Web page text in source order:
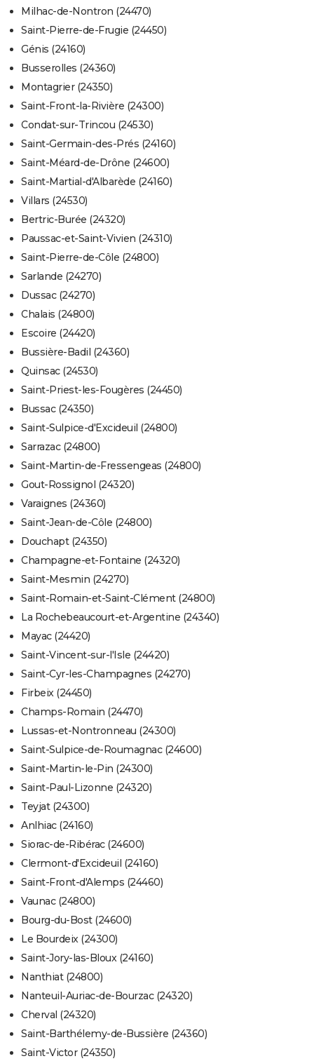
Milhac-de-Nontron (24470)
Saint-Pierre-de-Frugie (24450)
Génis (24160)
Busserolles (24360)
Montagrier (24350)
Saint-Front-la-Rivière (24300)
Condat-sur-Trincou (24530)
Saint-Germain-des-Prés (24160)
Saint-Méard-de-Drône (24600)
Saint-Martial-d'Albarède (24160)
Villars (24530)
Bertric-Burée (24320)
Paussac-et-Saint-Vivien (24310)
Saint-Pierre-de-Côle (24800)
Sarlande (24270)
Dussac (24270)
Chalais (24800)
Escoire (24420)
Bussière-Badil (24360)
Quinsac (24530)
Saint-Priest-les-Fougères (24450)
Bussac (24350)
Saint-Sulpice-d'Excideuil (24800)
Sarrazac (24800)
Saint-Martin-de-Fressengeas (24800)
Gout-Rossignol (24320)
Varaignes (24360)
Saint-Jean-de-Côle (24800)
Douchapt (24350)
Champagne-et-Fontaine (24320)
Saint-Mesmin (24270)
Saint-Romain-et-Saint-Clément (24800)
La Rochebeaucourt-et-Argentine (24340)
Mayac (24420)
Saint-Vincent-sur-l'Isle (24420)
Saint-Cyr-les-Champagnes (24270)
Firbeix (24450)
Champs-Romain (24470)
Lussas-et-Nontronneau (24300)
Saint-Sulpice-de-Roumagnac (24600)
Saint-Martin-le-Pin (24300)
Saint-Paul-Lizonne (24320)
Teyjat (24300)
Anlhiac (24160)
Siorac-de-Ribérac (24600)
Clermont-d'Excideuil (24160)
Saint-Front-d'Alemps (24460)
Vaunac (24800)
Bourg-du-Bost (24600)
Le Bourdeix (24300)
Saint-Jory-las-Bloux (24160)
Nanthiat (24800)
Nanteuil-Auriac-de-Bourzac (24320)
Cherval (24320)
Saint-Barthélemy-de-Bussière (24360)
Saint-Victor (24350)